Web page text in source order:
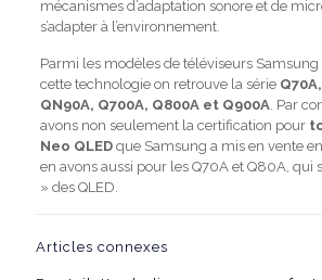
mécanismes d’adaptation sonore et de
s’adapter à l’environnement.
Parmi les modèles de téléviseurs
cette technologie on retrouve la série
QN90A, Q700A, Q800A et Q900A. Par
avons non seulement la certification pour
Neo QLEDque Samsung a mis en vente
en avons aussi pour les Q70A et Q80A, qui
» des QLED.
Articles connexes